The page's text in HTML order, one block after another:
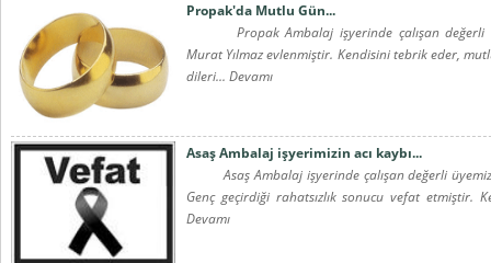
Propak'da Mutlu Gün...
Propak Ambalaj işyerinde çalışan değerli
Murat Yılmaz evlenmiştir. Kendisini tebrik eder,
dileri... Devamı
Asaş Ambalaj işyerimizin acı kaybı...
Asaş Ambalaj işyerinde çalışan değerli
Genç geçirdiği rahatsızlık sonucu vefat etmiştir.
Devamı